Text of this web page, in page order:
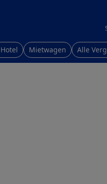
Mietwagen Alle